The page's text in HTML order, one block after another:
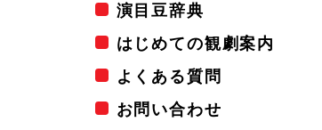
演目豆辞典
はじめての観劇案内
よくある質問
お問い合わせ